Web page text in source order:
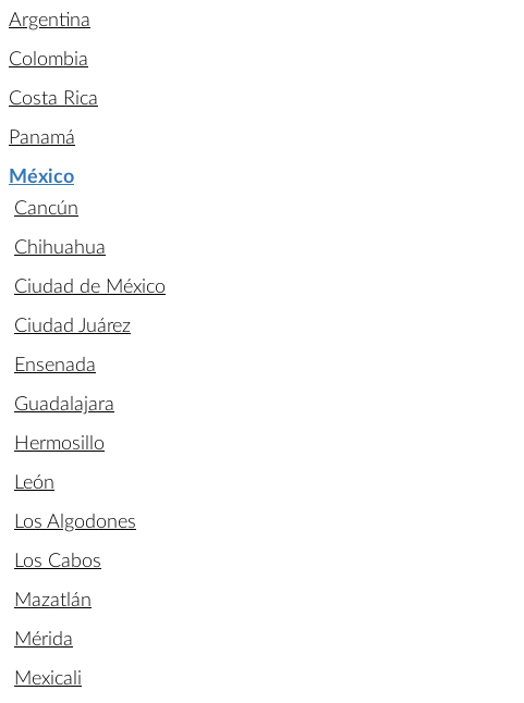
Argentina
Colombia
Costa Rica
Panamá
México
Cancún
Chihuahua
Ciudad de México
Ciudad Juárez
Ensenada
Guadalajara
Hermosillo
León
Los Algodones
Los Cabos
Mazatlán
Mérida
Mexicali